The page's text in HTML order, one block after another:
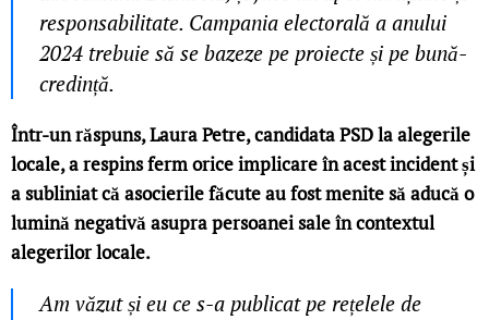
responsabilitate. Campania electorală a anului
2024 trebuie să se bazeze pe proiecte și pe bună-
credință.
Într-un răspuns, Laura Petre, candidata PSD la alegerile
locale, a respins ferm orice implicare în acest incident și
a subliniat că asocierile făcute au fost menite să aducă o
lumină negativă asupra persoanei sale în contextul
alegerilor locale.
Am văzut și eu ce s-a publicat pe rețelele de